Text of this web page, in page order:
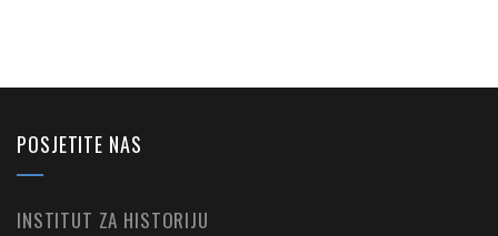
POSJETITE NAS
INSTITUT ZA HISTORIJU